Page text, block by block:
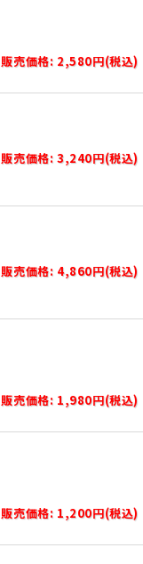
販売価格: 2,580円(税込)
販売価格: 3,240円(税込)
販売価格: 4,860円(税込)
販売価格: 1,980円(税込)
販売価格: 1,200円(税込)